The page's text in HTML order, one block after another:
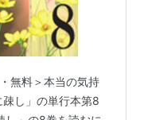
無料＞本当の気持
し」の単行本第8